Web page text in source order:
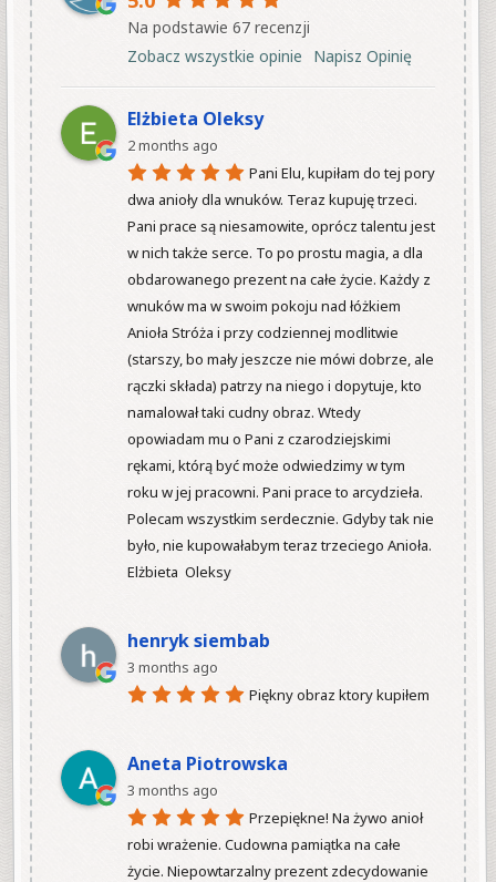
Na podstawie 67 recenzji
Zobacz wszystkie opinie
Napisz Opinię
Elżbieta Oleksy
2 months ago
Pani Elu, kupiłam do tej pory
dwa anioły dla wnuków. Teraz kupuję trzeci.
Pani prace są niesamowite, oprócz talentu jest
w nich także serce. To po prostu magia, a dla
obdarowanego prezent na całe życie. Każdy z
wnuków ma w swoim pokoju nad łóżkiem
Anioła Stróża i przy codziennej modlitwie
(starszy, bo mały jeszcze nie mówi dobrze, ale
rączki składa) patrzy na niego i dopytuje, kto
namalował taki cudny obraz. Wtedy
opowiadam mu o Pani z czarodziejskimi
rękami, którą być może odwiedzimy w tym
roku w jej pracowni. Pani prace to arcydzieła.
Polecam wszystkim serdecznie. Gdyby tak nie
było, nie kupowałabym teraz trzeciego Anioła.
Elżbieta  Oleksy
henryk siembab
3 months ago
Piękny obraz ktory kupiłem
Aneta Piotrowska
3 months ago
Przepiękne! Na żywo anioł
robi wrażenie. Cudowna pamiątka na całe
życie. Niepowtarzalny prezent zdecydowanie